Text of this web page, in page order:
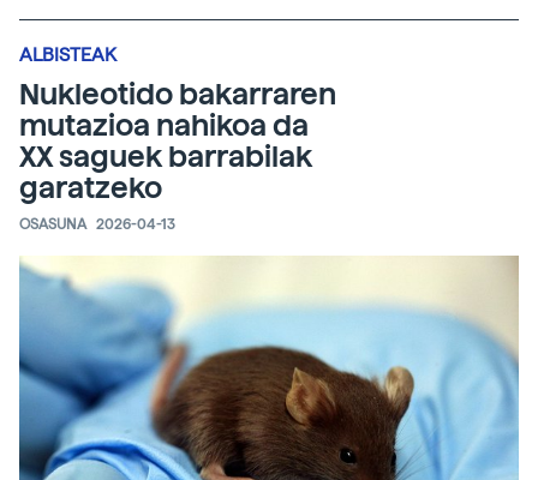
ALBISTEAK
Nukleotido bakarraren
mutazioa nahikoa da
XX saguek barrabilak
garatzeko
OSASUNA 2026-04-13